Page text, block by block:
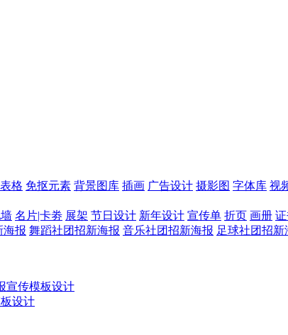
格 免抠元素 背景图库 插画 广告设计 摄影图 字体库 视
名片|卡劵 展架 节日设计 新年设计 宣传单 折页 画册
海报 舞蹈社团招新海报 音乐社团招新海报 足球社团招新
设计